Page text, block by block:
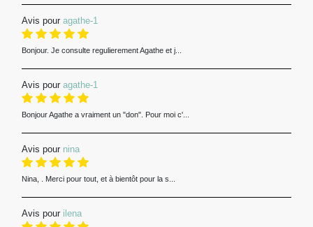
Avis pour agathe-1
Bonjour. Je consulte regulierement Agathe et j...
Avis pour agathe-1
Bonjour Agathe a vraiment un "don". Pour moi c'...
Avis pour nina
Nina, . Merci pour tout, et à bientôt pour la s...
Avis pour ilena